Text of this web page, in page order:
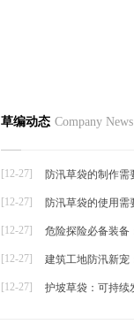
2023-12-27
防汛草袋在地下水利用
化的影响，自然灾...
草支垫
草棒
大棚草帘
草袋
草绳
草片
草编动态 Company News
[12-27] 防汛草袋的制作需
[12-27] 防汛草袋的使用需
[12-27] 危险探险必备装备
[12-27] 建筑工地防汛新宠
[12-27] 护坡草袋：可持续